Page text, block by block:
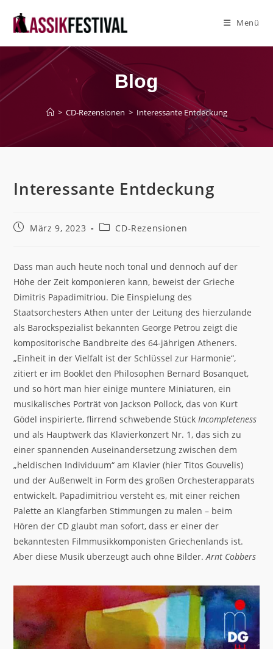
Inhalt
Menü
Blog
> CD-Rezensionen > Interessante Entdeckung
Interessante Entdeckung
BeitragMärz 9, 2023
Beitrags-
CD-Rezensionen
Dass man auch heute noch tonal und dennoch auf der
Höhe der Zeit komponieren kann, beweist der Grieche
Dimitris Papadimitriou. Die Einspielung des
Staatsorchesters Athen unter der Leitung des hierzulande
als Barockspezialist bekannten George Petrou zeigt die
kompositorische Bandbreite des 64-jährigen Atheners.
„Einheit in der Vielfalt ist der Schlüssel zur Harmonie“,
zitiert er im Booklet den Philosophen Bernard Bosanquet,
und so hört man hier einige muntere Miniaturen, ein
musikalisches Porträt von Jackson Pollock, das von Kurt
Gödel inspirierte, flirrend schwebende StückIncompleteness
und als Hauptwerk das Klavierkonzert Nr. 1, das sich zu
einer spannenden Auseinandersetzung zwischen dem
„heldischen Individuum“ am Klavier (hier Titos Gouvelis)
und der Außenwelt in Form des großen Orchesterapparats
entwickelt. Papadimitriou versteht es, mit einer reichen
Palette an Klangfarben Stimmungen zu malen – beim
Hören der CD glaubt man sofort, dass er einer der
bekanntesten Filmmusikkomponisten Griechenlands ist.
Aber diese Musik überzeugt auch ohne Bilder.Arnt Cobbers